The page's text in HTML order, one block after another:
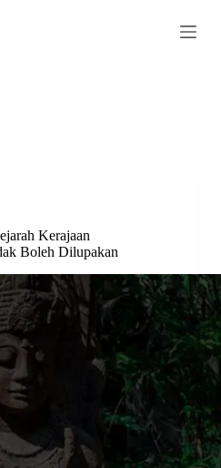
Kerajaan
Boleh Dilupakan